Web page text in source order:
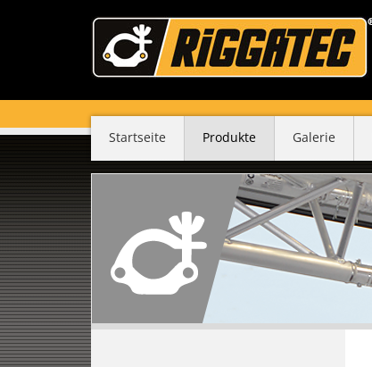
Startseite Produkte Galerie